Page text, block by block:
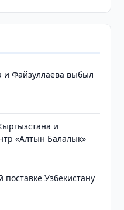
Файзуллаева выбыл
и
«Алтын Балалык»
Узбекистану